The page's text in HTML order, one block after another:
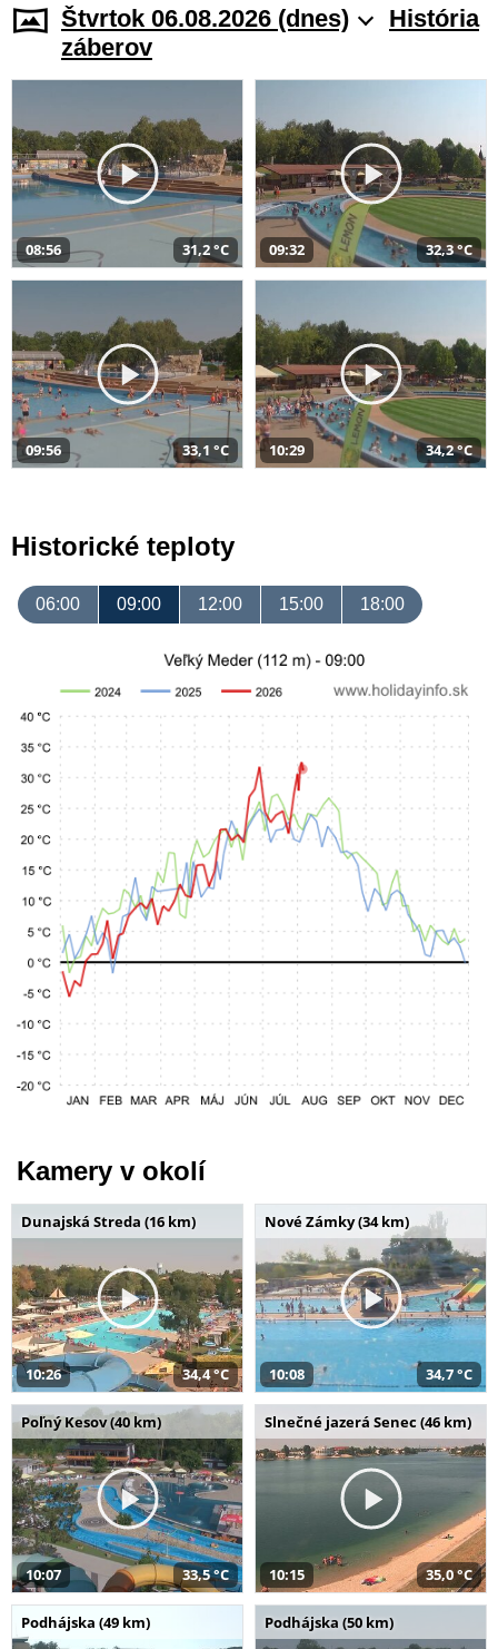
Štvrtok 06.08.2026 (dnes)
História
záberov
08:56 31,2 °C 09:32 32,3 °C
09:56 33,1 °C 10:29 34,2 °C
Historické teploty
06:00 09:00 12:00 15:00 18:00
Kamery v okolí
Dunajská Streda (16 km)
10:26 34,4 °C
Nové Zámky (34 km)
10:08 34,7 °C
Poľný Kesov (40 km)
10:07 33,5 °C
Slnečné jazerá Senec (46 km)
10:15 35,0 °C
Podhájska (49 km) Podhájska (50 km)